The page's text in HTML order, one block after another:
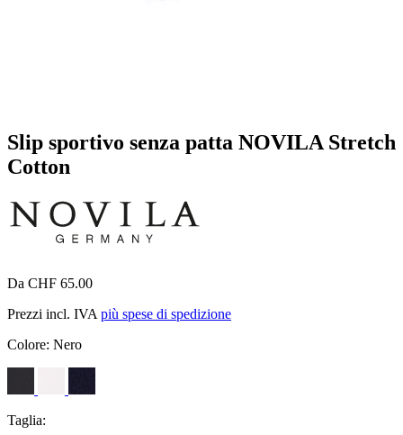
Slip sportivo senza patta NOVILA Stretch
Cotton
Da CHF 65.00
Prezzi incl. IVA più spese di spedizione
Colore: Nero
Taglia: